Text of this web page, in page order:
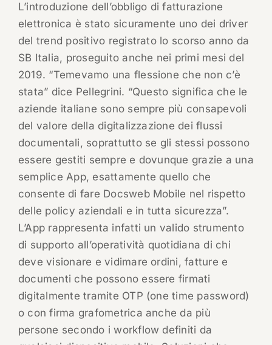
L’introduzione dell’obbligo di fatturazione
elettronica è stato sicuramente uno dei driver
del trend positivo registrato lo scorso anno da
SB Italia, proseguito anche nei primi mesi del
2019. “Temevamo una flessione che non c’è
stata” dice Pellegrini. “Questo significa che le
aziende italiane sono sempre più consapevoli
del valore della digitalizzazione dei flussi
documentali, soprattutto se gli stessi possono
essere gestiti sempre e dovunque grazie a una
semplice App, esattamente quello che
consente di fare Docsweb Mobile nel rispetto
delle policy aziendali e in tutta sicurezza”.
L’App rappresenta infatti un valido strumento
di supporto all’operatività quotidiana di chi
deve visionare e vidimare ordini, fatture e
documenti che possono essere firmati
digitalmente tramite OTP (one time password)
o con firma grafometrica anche da più
persone secondo i workflow definiti da